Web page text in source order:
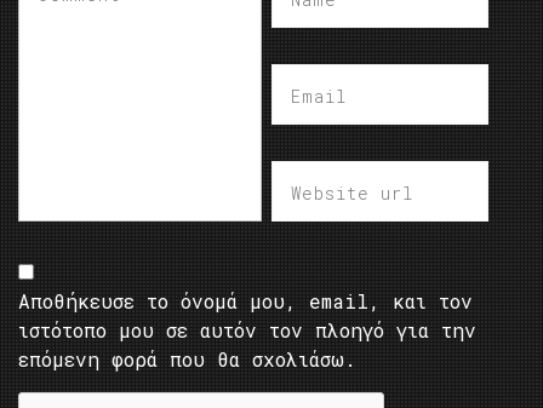
Αποθήκευσε το όνομά μου, email, και τον
ιστότοπο μου σε αυτόν τον πλοηγό για την
επόμενη φορά που θα σχολιάσω.